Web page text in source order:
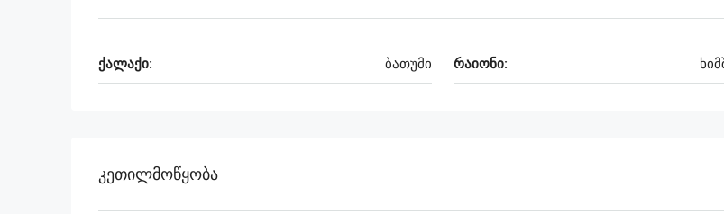
ქალაქი: ბათუმი რაიონი:
Კეთილმოწყობა